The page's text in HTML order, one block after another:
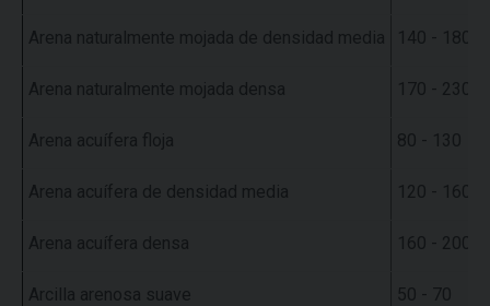
Arena naturalmente mojada de densidad media 140 - 180
Arena naturalmente mojada densa 170 - 230
Arena acuífera floja 80 - 130
Arena acuífera de densidad media 120 - 160
Arena acuífera densa 160 - 200
Arcilla arenosa suave 50 - 70